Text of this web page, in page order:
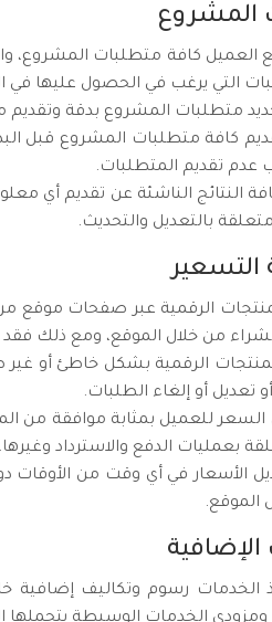
العميل كافة متطلبات المشروع،
التي يرغب في الحصول عليها
متطلبات المشروع بدقة
كافة متطلبات المشروع قبل
عدم تقديم المتطلبات.
النتائج الناشئة عن تقديم أي
بالتعديل والتحديث.
الرقمية عبر صفحات موقع
من خلال الموقع، ومع ذلك
الرقمية بشكل خاطئ أو غير
تعديل أو إلغاء الطلبات.
للعميل بمثابة موافقة من
بعمليات الدفع والاسترداد وغيرها.
الأسعار في أي وقت من الأوقات
الموقع.
الخدمات رسوم وتكاليف إضافية